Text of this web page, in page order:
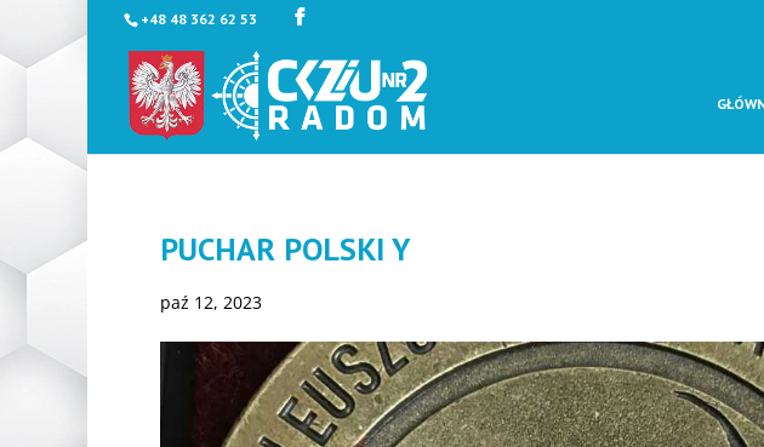
+48 48 362 62 53
PUCHAR POLSKI Y
paź 12, 2023